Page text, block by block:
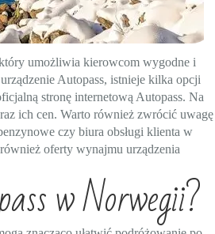
umożliwia kierowcom wygodne i
Autopass, istnieje kilka opcji
stronę internetową Autopass. Na
ich cen. Warto również zwrócić uwagę
czy biura obsługi klienta w
oferty wynajmu urządzenia
w Norwegii?